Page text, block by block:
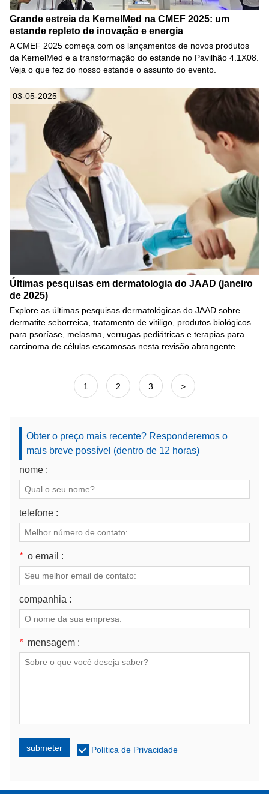
Grande estreia da KernelMed na CMEF 2025: um
estande repleto de inovação e energia
A CMEF 2025 começa com os lançamentos de novos produtos
da KernelMed e a transformação do estande no Pavilhão 4.1X08.
Veja o que fez do nosso estande o assunto do evento.
03-05-2025
Últimas pesquisas em dermatologia do JAAD (janeiro
de 2025)
Explore as últimas pesquisas dermatológicas do JAAD sobre
dermatite seborreica, tratamento de vitiligo, produtos biológicos
para psoríase, melasma, verrugas pediátricas e terapias para
carcinoma de células escamosas nesta revisão abrangente.
1 2 3 >
Obter o preço mais recente? Responderemos o
mais breve possível (dentro de 12 horas)
nome :
telefone :
* o email :
companhia :
* mensagem :
submeter Política de Privacidade